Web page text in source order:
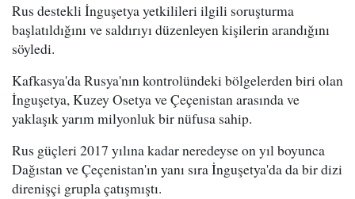
Rus destekli İnguşetya yetkilileri ilgili soruşturma
başlatıldığını ve saldırıyı düzenleyen kişilerin arandığını
söyledi.
Kafkasya'da Rusya'nın kontrolündeki bölgelerden biri olan
İnguşetya, Kuzey Osetya ve Çeçenistan arasında ve
yaklaşık yarım milyonluk bir nüfusa sahip.
Rus güçleri 2017 yılına kadar neredeyse on yıl boyunca
Dağıstan ve Çeçenistan'ın yanı sıra İnguşetya'da da bir dizi
direnişçi grupla çatışmıştı.